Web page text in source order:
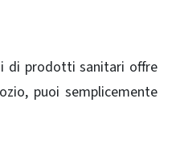
di prodotti sanitari offre
puoi semplicemente